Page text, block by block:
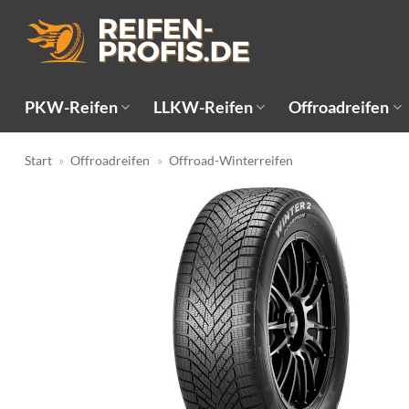
Inhalt
springen
PKW-Reifen LLKW-Reifen Offroadreifen
Start » Offroadreifen » Offroad-Winterreifen